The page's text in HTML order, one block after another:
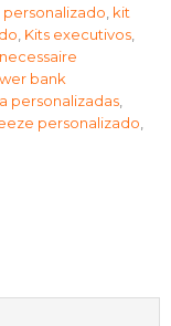
personalizado kit
Kits executivos
necessaire
bank
personalizadas
personalizado